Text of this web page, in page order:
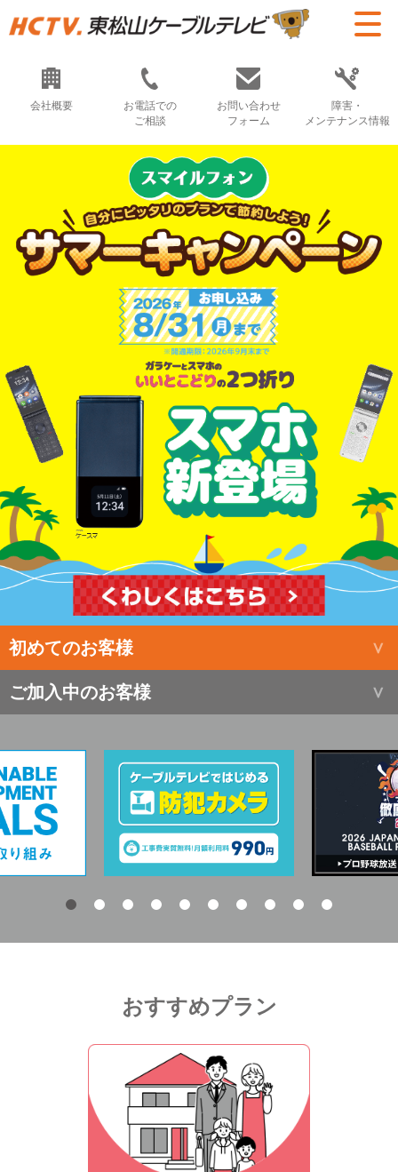
会社概要
お電話での
ご相談
お問い合わせ
フォーム
障害・
メンテナンス情報
初めてのお客様
ご加入中のお客様
おすすめプラン